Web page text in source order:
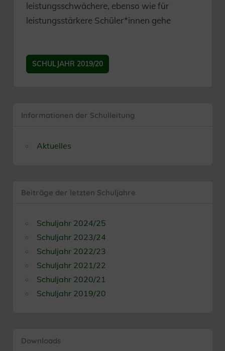
leistungsschwächere, ebenso wie für
leistungsstärkere Schüler*innen gehe
SCHULJAHR 2019/20
Informationen der Schulleitung
Aktuelles
Beiträge der letzten Schuljahre
Schuljahr 2024/25
Schuljahr 2023/24
Schuljahr 2022/23
Schuljahr 2021/22
Schuljahr 2020/21
Schuljahr 2019/20
Downloads